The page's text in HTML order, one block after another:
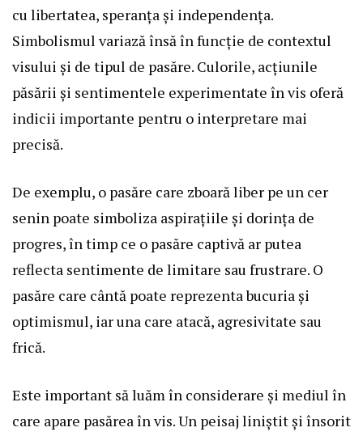
cu libertatea, speranța și independența.
Simbolismul variază însă în funcție de contextul
visului și de tipul de pasăre. Culorile, acțiunile
păsării și sentimentele experimentate în vis oferă
indicii importante pentru o interpretare mai
precisă.
De exemplu, o pasăre care zboară liber pe un cer
senin poate simboliza aspirațiile și dorința de
progres, în timp ce o pasăre captivă ar putea
reflecta sentimente de limitare sau frustrare. O
pasăre care cântă poate reprezenta bucuria și
optimismul, iar una care atacă, agresivitate sau
frică.
Este important să luăm în considerare și mediul în
care apare pasărea în vis. Un peisaj liniștit și însorit